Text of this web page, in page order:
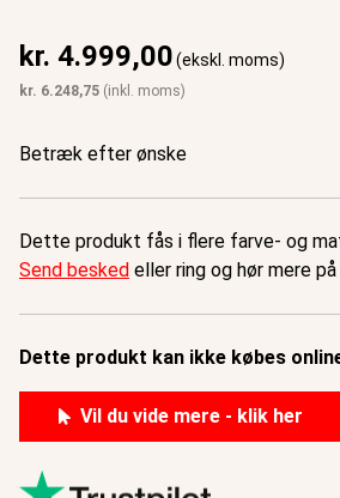
kr. 4.999,00(ekskl. moms)
kr. 6.248,75 (inkl. moms)
Betræk efter ønske
Dette produkt fås i flere farve- og
Send besked eller ring og hør mere
Dette produkt kan ikke købes
Vil du vide mere - klik her